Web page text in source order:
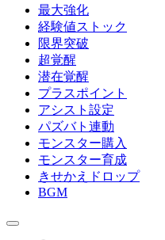
最大強化
経験値ストック
限界突破
超覚醒
潜在覚醒
プラスポイント
アシスト設定
パズバト連動
モンスター購入
モンスター育成
きせかえドロップ
BGM